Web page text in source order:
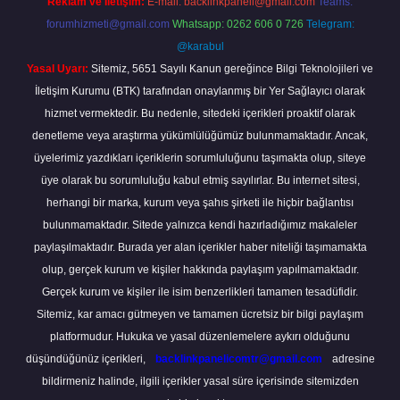
forumhizmeti@gmail.com Whatsapp: 0262 606 0 726 Telegram:
@karabul
Yasal Uyarı: Sitemiz, 5651 Sayılı Kanun gereğince Bilgi Teknolojileri ve
İletişim Kurumu (BTK) tarafından onaylanmış bir Yer Sağlayıcı olarak
hizmet vermektedir. Bu nedenle, sitedeki içerikleri proaktif olarak
denetleme veya araştırma yükümlülüğümüz bulunmamaktadır. Ancak,
üyelerimiz yazdıkları içeriklerin sorumluluğunu taşımakta olup, siteye
üye olarak bu sorumluluğu kabul etmiş sayılırlar. Bu internet sitesi,
herhangi bir marka, kurum veya şahıs şirketi ile hiçbir bağlantısı
bulunmamaktadır. Sitede yalnızca kendi hazırladığımız makaleler
paylaşılmaktadır. Burada yer alan içerikler haber niteliği taşımamakta
olup, gerçek kurum ve kişiler hakkında paylaşım yapılmamaktadır.
Gerçek kurum ve kişiler ile isim benzerlikleri tamamen tesadüfidir.
Sitemiz, kar amacı gütmeyen ve tamamen ücretsiz bir bilgi paylaşım
platformudur. Hukuka ve yasal düzenlemelere aykırı olduğunu
düşündüğünüz içerikleri,
backlinkpanelicomtr@gmail.com
adresine
bildirmeniz halinde, ilgili içerikler yasal süre içerisinde sitemizden